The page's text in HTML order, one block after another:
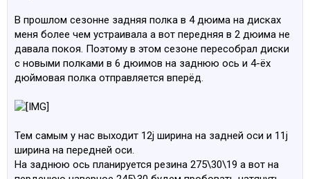
В прошлом сезонне задняя полка в 4 дюима на дисках
меня более чем устраивала а вот передняя в 2 дюима не
давала покоя. Поэтому в этом сезоне пересобрал диски
с новыми полками в 6 дюимов на заднюю ось и 4-ёх
дюймовая полка отправляется вперёд.
Тем самым у нас выходит 12j ширина на задней оси и 11j
ширина на передней оси.
На заднюю ось планируется резина 275\30\19 а вот на